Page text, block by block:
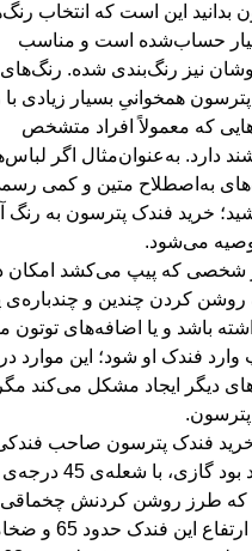
بدانید این است که انتخاب
حساب‌شده است و مناسب
نیز رنگ‌بندی شده. رنگ‌های
همخوانیِ بسیار زیادی با
که معمولاً افراد متشخص
دارد. به‌عنوان‌مثال اگر
به‌اصطلاح متین و کمی
خرید فندک پترسون به رنگ
می‌شود.
شخصی که پیپ می‌کشد امکان
روشن کردن چندین و چندباره‌ی
باشد و یا اضافه‌های توتون
وارد فندک او شود؛ این موارد در
دیگر ایجاد مشکل می‌کند
خرید فندک پترسون صاحب
خواهید بود گازی، با
که طرز روشن کردنش چخماقی
است. ارتفاع این فندک